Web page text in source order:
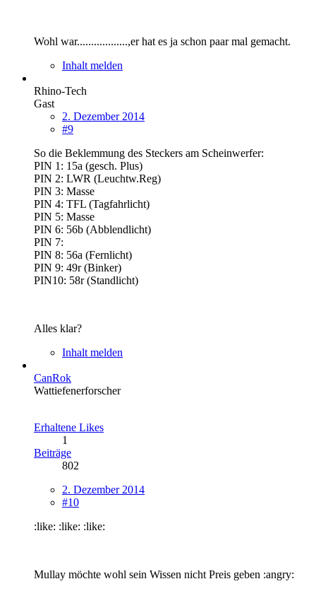
Wohl war..................,er hat es ja schon paar mal gemacht.
Inhalt melden
Rhino-Tech
Gast
2. Dezember 2014
#9
So die Beklemmung des Steckers am Scheinwerfer:
PIN 1: 15a (gesch. Plus)
PIN 2: LWR (Leuchtw.Reg)
PIN 3: Masse
PIN 4: TFL (Tagfahrlicht)
PIN 5: Masse
PIN 6: 56b (Abblendlicht)
PIN 7:
PIN 8: 56a (Fernlicht)
PIN 9: 49r (Binker)
PIN10: 58r (Standlicht)
Alles klar?
Inhalt melden
CanRok
Wattiefenerforscher
Erhaltene Likes
1
Beiträge
802
2. Dezember 2014
#10
:like: :like: :like:
Mullay möchte wohl sein Wissen nicht Preis geben :angry: